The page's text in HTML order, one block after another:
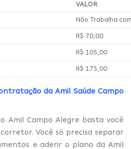
VALOR
Não Trabalha
R$ 70,00
R$ 105,00
R$ 175,00
da Amil Saúde Campo
Amil Campo Alegre basta você
Você só precisa separar
e aderir o plano da Amil